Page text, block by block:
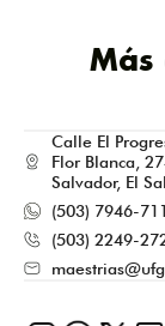
Más
Calle El
Flor Blanca,
Salvador, El
(503) 7946-
(503) 2249-